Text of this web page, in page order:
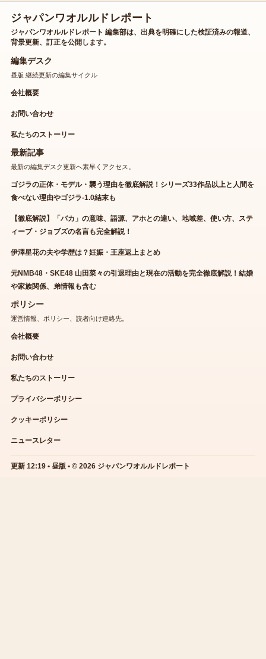
ジャパンワオルルドレポート
ジャパンワオルルドレポート 編集部は、出典を明確にした検証済みの報道、
背景更新、訂正を公開します。
編集デスク
昼版 継続更新の編集サイクル
会社概要
お問い合わせ
私たちのストーリー
最新記事
最新の編集デスク更新へ素早くアクセス。
ゴジラの正体・モデル・襲う理由を徹底解説！シリーズ33作品以上と人間を
食べない理由やゴジラ-1.0結末も
【徹底解説】「バカ」の意味、語源、アホとの違い、地域差、使い方、ステ
ィーブ・ジョブズの名言も完全解説！
伊澤星花の夫や学歴は？妊娠・王座返上まとめ
元NMB48・SKE48 山田菜々の引退理由と現在の活動を完全徹底解説！結婚
や家族関係、弟情報も含む
ポリシー
運営情報、ポリシー、読者向け連絡先。
会社概要
お問い合わせ
私たちのストーリー
プライバシーポリシー
クッキーポリシー
ニュースレター
更新 12:19 • 昼版 • © 2026 ジャパンワオルルドレポート